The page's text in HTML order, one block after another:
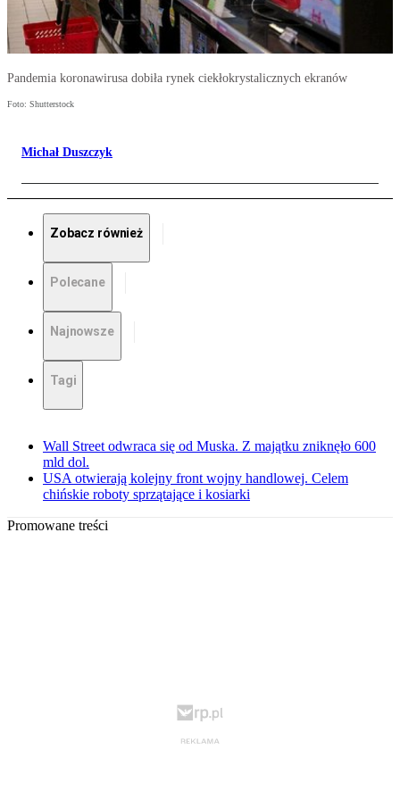
Pandemia koronawirusa dobiła rynek ciekłokrystalicznych ekranów
Foto: Shutterstock
Michał Duszczyk
Zobacz również
Polecane
Najnowsze
Tagi
Wall Street odwraca się od Muska. Z majątku zniknęło 600
mld dol.
USA otwierają kolejny front wojny handlowej. Celem
chińskie roboty sprzątające i kosiarki
Promowane treści